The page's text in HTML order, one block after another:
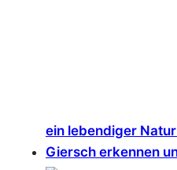
ein lebendiger
Giersch erkennen